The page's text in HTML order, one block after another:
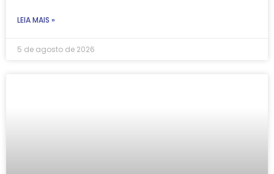
LEIA MAIS »
5 de agosto de 2026